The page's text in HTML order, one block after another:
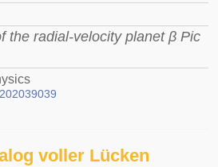
the radial-velocity planet β Pic
voller Lücken